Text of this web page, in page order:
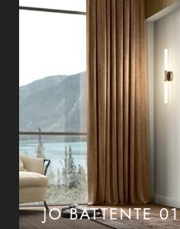
JO BATTENTE 01